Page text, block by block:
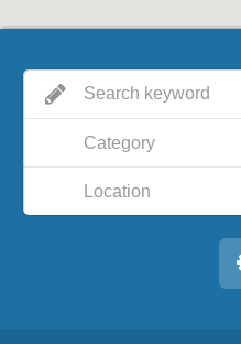
Category
Location